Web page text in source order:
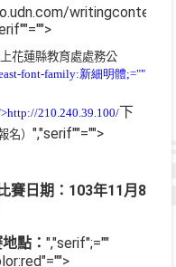
花蓮縣教育處處務公
font-family:新細明體;=""
210.240.39.100/下
名） ","serif""="">
賽日期： 103年11 月 8
點： ","serif";=""